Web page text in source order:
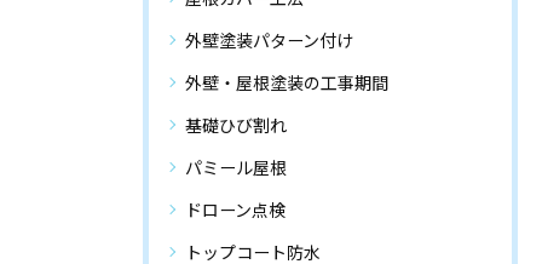
外壁塗装パターン付け
外壁・屋根塗装の工事期間
基礎ひび割れ
パミール屋根
ドローン点検
トップコート防水